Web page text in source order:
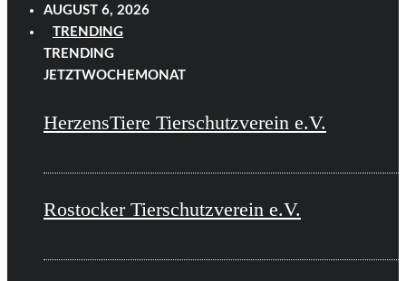
AUGUST 6, 2026
TRENDING
TRENDING
JETZTWOCHE MONAT
HerzensTiere Tierschutzverein e.V.
Rostocker Tierschutzverein e.V.